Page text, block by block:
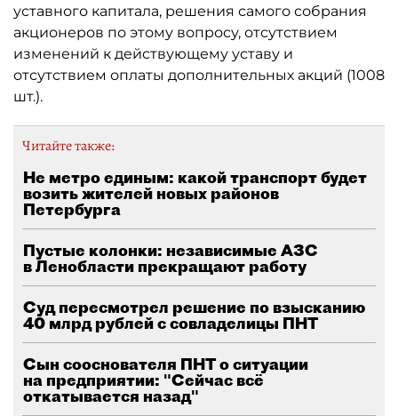
уставного капитала, решения самого собрания
акционеров по этому вопросу, отсутствием
изменений к действующему уставу и
отсутствием оплаты дополнительных акций (1008
шт.).
Читайте также:
Не метро единым: какой транспорт будет
возить жителей новых районов
Петербурга
Пустые колонки: независимые АЗС
в Ленобласти прекращают работу
Суд пересмотрел решение по взысканию
40 млрд рублей с совладелицы ПНТ
Сын сооснователя ПНТ о ситуации
на предприятии: "Сейчас всё
откатывается назад"